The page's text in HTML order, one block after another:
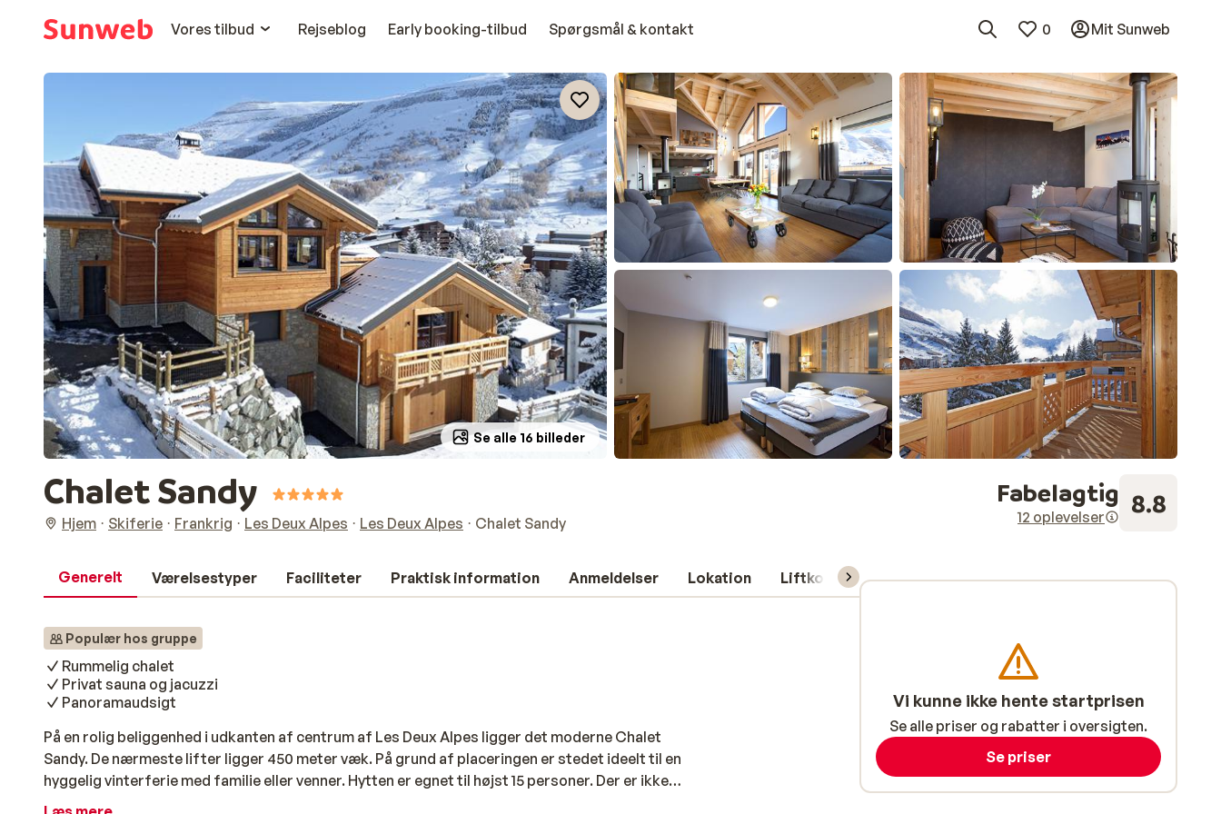
Vores tilbud
Rejseblog Early booking-tilbud Spørgsmål & kontakt 0 Mit Sunweb
Se alle 16 billeder
Chalet Sandy
Hjem Skiferie Frankrig Les Deux Alpes Les Deux Alpes Chalet Sandy
Fabelagtig
12 oplevelser 8.8
Generelt Værelsestyper Faciliteter Praktisk information Anmeldelser Lokation Liftkort/skileje/undervisning
Populær hos gruppe
Rummelig chalet
Privat sauna og jacuzzi
Panoramaudsigt
På en rolig beliggenhed i udkanten af centrum af Les Deux Alpes ligger det moderne Chalet
Sandy. De nærmeste lifter ligger 450 meter væk. På grund af placeringen er stedet ideelt til en
hyggelig vinterferie med familie eller venner. Hytten er egnet til højst 15 personer. Der er ikke
mindre end syv soveværelser, og hvert soveværelse har sit eget badeværelse. Når du kommer
Vi kunne ikke hente startprisen
Se alle priser og rabatter i oversigten.
Se priser